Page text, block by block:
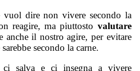
vuol dire non vivere secondo la
reagire, ma piuttosto valutare
anche il nostro agire, per evitare
secondo la carne.
salva e ci insegna a vivere